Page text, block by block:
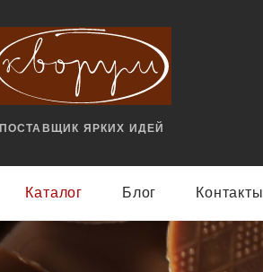
ПОСТАВЩИК ЯРКИX ИДЕЙ
Каталог Блог Контакты